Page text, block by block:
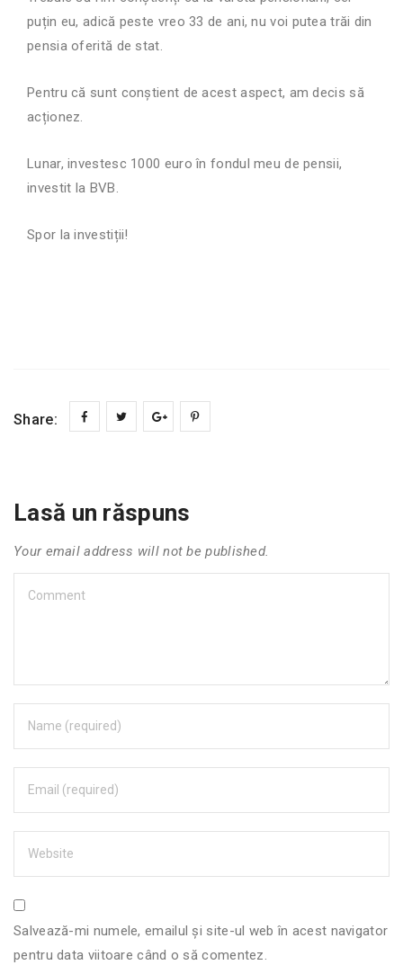
puțin eu, adică peste vreo 33 de ani, nu voi puteatrăi din
pensia oferită de stat.
Pentru că sunt conștient de acest aspect, am decis să
acționez.
Lunar, investesc 1000 euro în fondul meu de pensii,
investit la BVB.
Spor la investiții!
Share:
Lasă un răspuns
Your email address will not be published.
Salvează-mi numele, emailul și site-ul web în acest navigator
pentru data viitoare când o să comentez.